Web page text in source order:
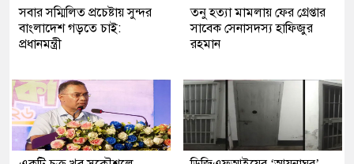
সবার সম্মিলিত প্রচেষ্টায় সুন্দর
বাংলাদেশ গড়তে চাই:
প্রধানমন্ত্রী
তনু হত্যা মামলায় ফের গ্রেপ্তার
সাবেক সেনাসদস্য হাফিজুর
রহমান